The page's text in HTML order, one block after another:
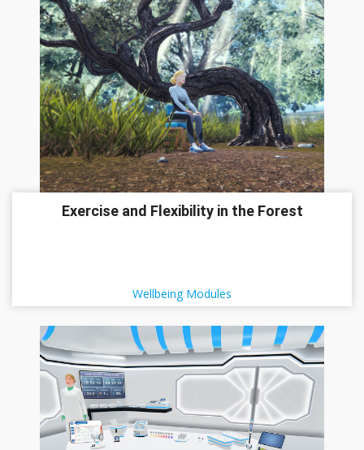
Exercise and Flexibility in the Forest
Wellbeing Modules